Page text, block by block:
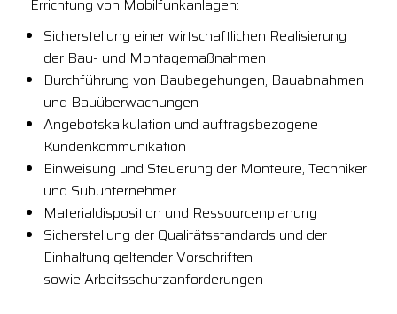
Errichtung von Mobilfunkanlagen:
Sicherstellung einer wirtschaftlichen Realisierung
der Bau- und Montagemaßnahmen
Durchführung von Baubegehungen, Bauabnahmen
und Bauüberwachungen
Angebotskalkulation und auftragsbezogene
Kundenkommunikation
Einweisung und Steuerung der Monteure, Techniker
und Subunternehmer
Materialdisposition und Ressourcenplanung
Sicherstellung der Qualitätsstandards und der
Einhaltung geltender Vorschriften
sowie Arbeitsschutzanforderungen